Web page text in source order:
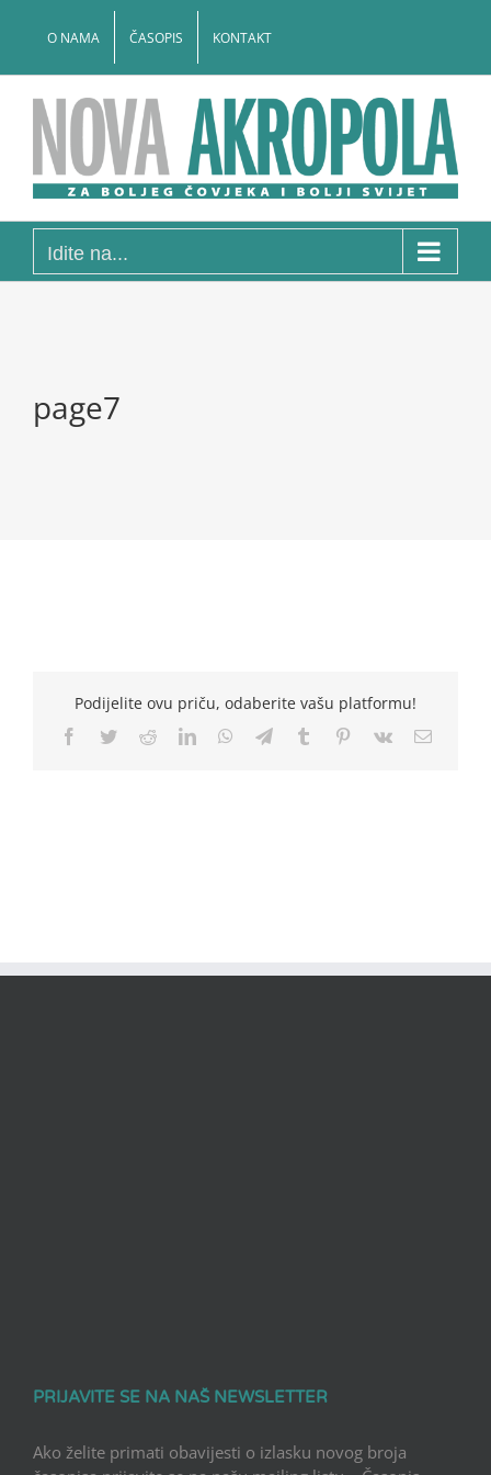
O NAMA ČASOPIS KONTAKT
Idite na...
page7
Podijelite ovu priču, odaberite vašu platformu!
Facebook
TwitterRedditLinkedInWhatsApp
TelegramTumblr Pinterest
Vk Email
PRIJAVITE SE NA NAŠ NEWSLETTER
Ako želite primati obavijesti o izlasku novog broja